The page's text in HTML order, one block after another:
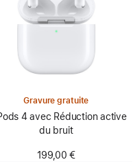
Gravure gratuite
4 avec Réduction active
du bruit
199,00 €